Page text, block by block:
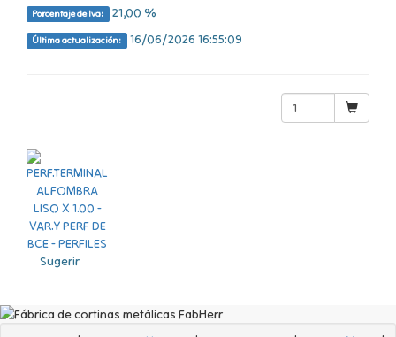
Porcentaje de Iva: 21,00 %
Última actualización: 16/06/2026 16:55:09
Sugerir